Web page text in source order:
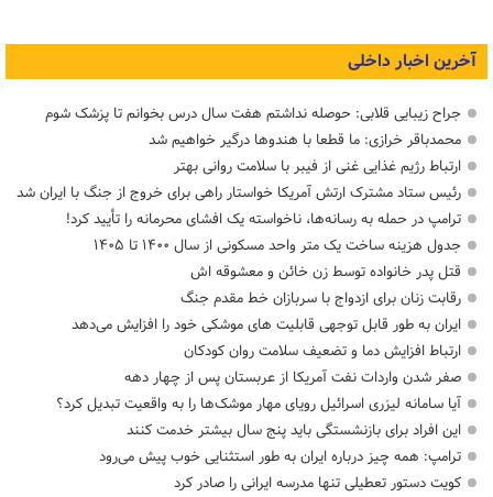
آخرین اخبار داخلی
جراح زیبایی قلابی: حوصله نداشتم هفت سال درس بخوانم تا پزشک شوم
محمدباقر خرازی: ما قطعا با هندوها درگیر خواهیم شد
ارتباط رژیم غذایی غنی از فیبر با سلامت روانی بهتر
رئیس ستاد مشترک ارتش آمریکا خواستار راهی برای خروج از جنگ با ایران شد
ترامپ در حمله‌ به رسانه‌ها، ناخواسته یک افشای محرمانه را تأیید کرد!
جدول هزینه ساخت یک متر واحد مسکونی از سال ۱۴۰۰ تا ۱۴۰۵
قتل پدر خانواده توسط زن خائن و معشوقه اش
رقابت زنان برای ازدواج با سربازان خط مقدم جنگ
ایران به طور قابل توجهی قابلیت های موشکی خود را افزایش می‌دهد
ارتباط افزایش دما و تضعیف سلامت روان کودکان
صفر شدن واردات نفت آمریکا از عربستان پس از چهار دهه
آیا سامانه لیزری اسرائیل رویای مهار موشک‌ها را به واقعیت تبدیل کرد؟
این افراد برای بازنشستگی باید پنج سال بیشتر خدمت کنند
ترامپ: همه چیز درباره ایران به طور استثنایی خوب پیش می‌رود
کویت دستور تعطیلی تنها مدرسه ایرانی را صادر کرد